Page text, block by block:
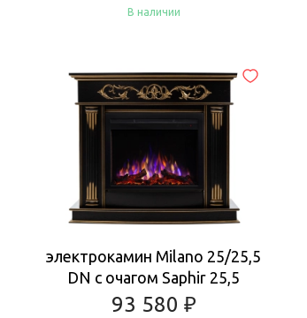
В наличии
Купить
электрокамин Milano 25/25,5
DN с очагом Saphir 25,5
93 580 ₽